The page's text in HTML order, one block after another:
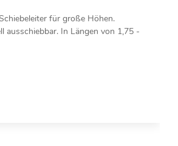
für große Höhen.
ausschiebbar. In Längen von 1,75 -